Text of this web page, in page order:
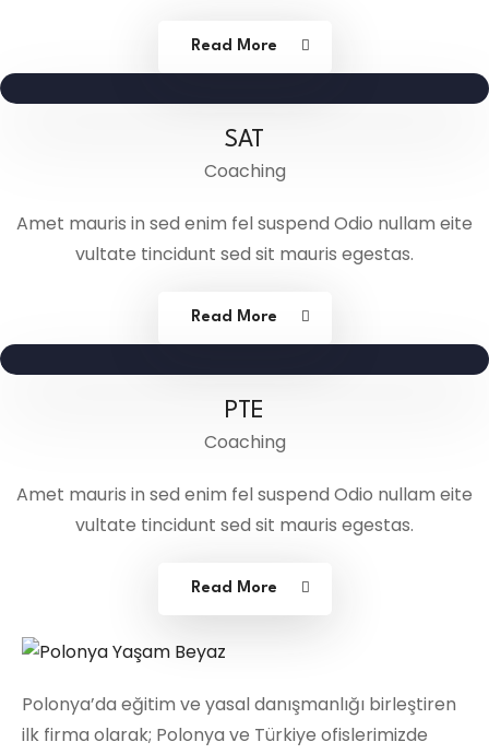
Read More
SAT
Coaching
Amet mauris in sed enim fel suspend Odio nullam eite
vultate tincidunt sed sit mauris egestas.
Read More
PTE
Coaching
Amet mauris in sed enim fel suspend Odio nullam eite
vultate tincidunt sed sit mauris egestas.
Read More
Polonya’da eğitim ve yasal danışmanlığı birleştiren
ilk firma olarak; Polonya ve Türkiye ofislerimizde